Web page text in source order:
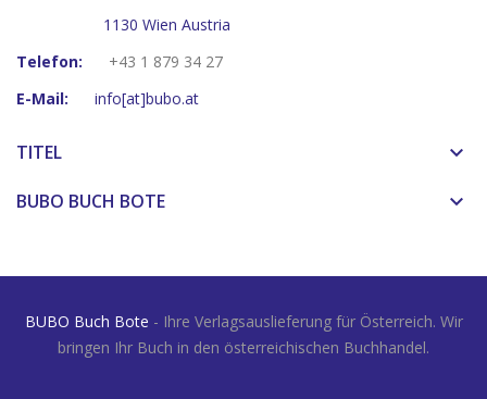
1130 Wien Austria
Telefon:
+43 1 879 34 27
E-Mail:
info[at]bubo.at
TITEL keyboard_arrow_down
BUBO BUCH BOTE keyboard_arrow_down
BUBO Buch Bote - Ihre Verlagsauslieferung für Österreich. Wir
bringen Ihr Buch in den österreichischen Buchhandel.